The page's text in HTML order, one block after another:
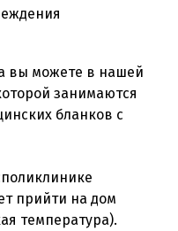
вы можете в нашей
занимаются
бланков с
прийти на дом
температура).